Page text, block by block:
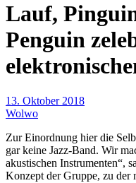
Lauf,
Penguin
13. Oktober 2018
Wolwo
Zur Einordnung hier die
gar keine Jazz-Band. Wir
akustischen Instrumenten“,
Konzept der Gruppe, zu der